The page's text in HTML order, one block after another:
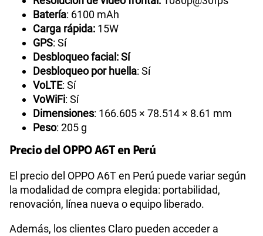
Batería: 6100 mAh
Carga rápida: 15W
GPS: Sí
Desbloqueo facial: Sí
Desbloqueo por huella: Sí
VoLTE: Sí
VoWiFi: Sí
Dimensiones: 166.605 × 78.514 × 8.61 mm
Peso: 205 g
Precio del OPPO A6T en Perú
El precio del OPPO A6T en Perú puede variar según
la modalidad de compra elegida: portabilidad,
renovación, línea nueva o equipo liberado.
Además, los clientes Claro pueden acceder a